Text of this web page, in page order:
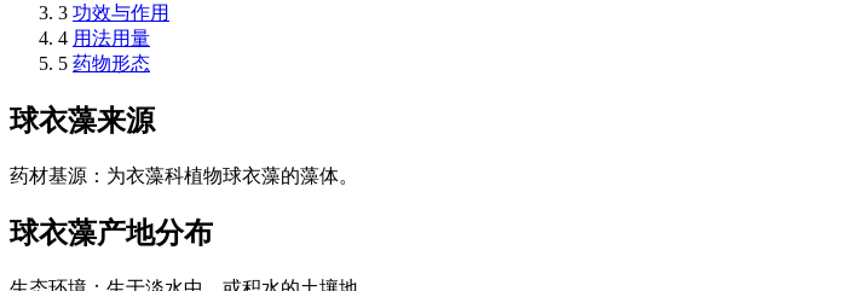
3 功效与作用
4 用法用量
5 药物形态
球衣藻来源
药材基源：为衣藻科植物球衣藻的藻体。
球衣藻产地分布